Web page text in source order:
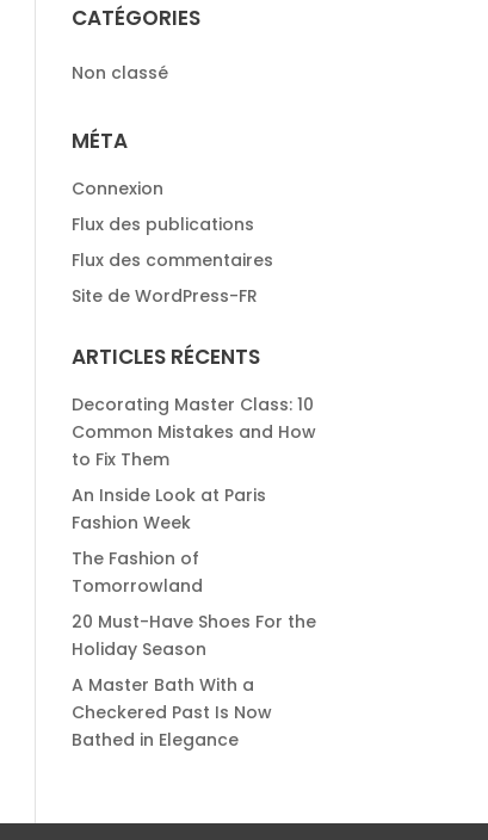
CATÉGORIES
Non classé
MÉTA
Connexion
Flux des publications
Flux des commentaires
Site de WordPress-FR
ARTICLES RÉCENTS
Decorating Master Class: 10
Common Mistakes and How
to Fix Them
An Inside Look at Paris
Fashion Week
The Fashion of
Tomorrowland
20 Must-Have Shoes For the
Holiday Season
A Master Bath With a
Checkered Past Is Now
Bathed in Elegance